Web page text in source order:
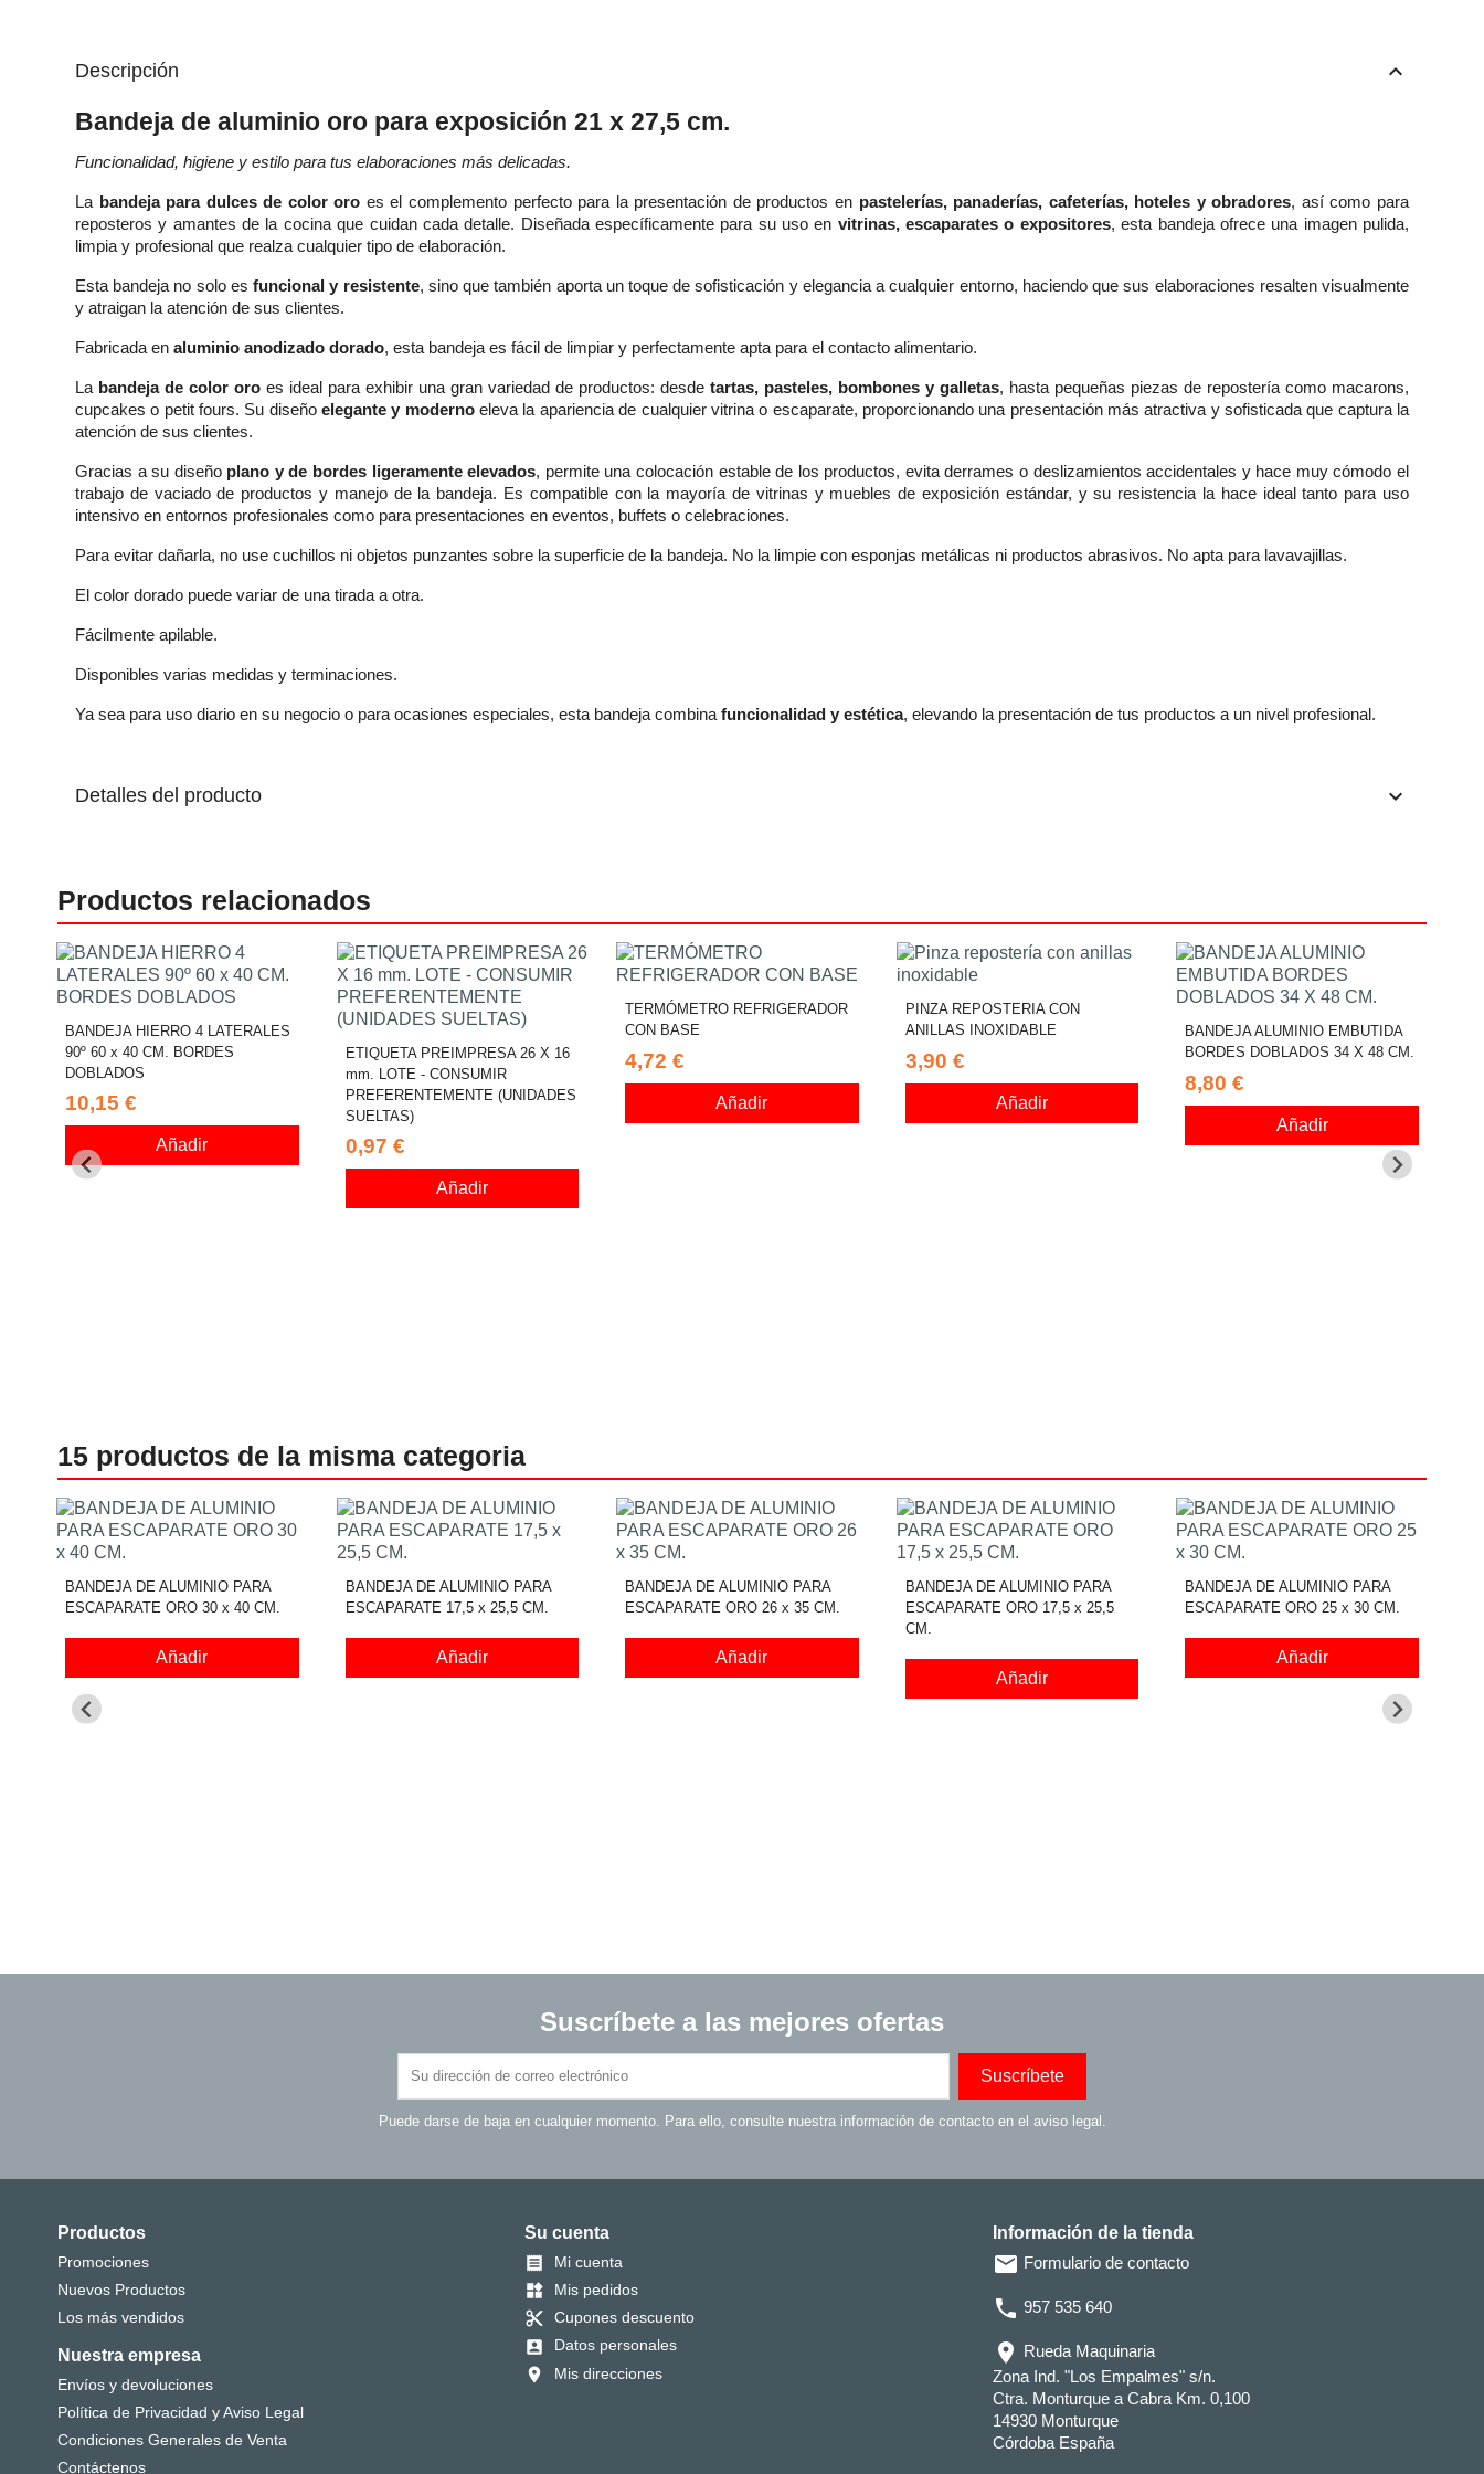
Descripción keyboard_arrow_up
Bandeja de aluminio oro para exposición 21 x 27,5 cm.
Funcionalidad, higiene y estilo para tus elaboraciones más delicadas.
La bandeja para dulces de color oro es el complemento perfecto para la presentación de productos en pastelerías, panaderías, cafeterías, hoteles y obradores, así como para
reposteros y amantes de la cocina que cuidan cada detalle. Diseñada específicamente para su uso en vitrinas, escaparates o expositores, esta bandeja ofrece una imagen pulida,
limpia y profesional que realza cualquier tipo de elaboración.
Esta bandeja no solo esfuncional y resistente, sino que también aporta un toque de sofisticación y elegancia a cualquier entorno, haciendo que sus elaboraciones resalten visualmente
y atraigan la atención de sus clientes.
Fabricada en aluminio anodizado dorado, esta bandeja es fácil de limpiar y perfectamente apta para el contacto alimentario.
La bandeja de color oro es ideal para exhibir una gran variedad de productos: desde tartas, pasteles, bombones y galletas, hasta pequeñas piezas de repostería como macarons,
cupcakes o petit fours. Su diseñoelegante y modernoeleva la apariencia de cualquier vitrina o escaparate, proporcionando una presentación más atractiva y sofisticada que captura la
atención de sus clientes.
Gracias a su diseño plano y de bordes ligeramente elevados, permite una colocación estable de los productos, evita derrames o deslizamientos accidentales y hace muy cómodo el
trabajo de vaciado de productos y manejo de la bandeja. Es compatible con la mayoría de vitrinas y muebles de exposición estándar, y su resistencia la hace ideal tanto para uso
intensivo en entornos profesionales como para presentaciones en eventos, buffets o celebraciones.
Para evitar dañarla, no use cuchillos ni objetos punzantes sobre la superficie de la bandeja. No la limpie con esponjas metálicas ni productos abrasivos. No apta para lavavajillas.
El color dorado puede variar de una tirada a otra.
Fácilmente apilable.
Disponibles varias medidas y terminaciones.
Ya sea para uso diario en su negocio o para ocasiones especiales, esta bandeja combina funcionalidad y estética, elevando la presentación de tus productos a un nivel profesional.
Detalles del producto keyboard_arrow_down
Productos relacionados
BANDEJA HIERRO 4 LATERALES
90º 60 x 40 CM. BORDES
DOBLADOS
10,15 €
Añadir
ETIQUETA PREIMPRESA 26 X 16
mm. LOTE - CONSUMIR
PREFERENTEMENTE (UNIDADES
SUELTAS)
0,97 €
Añadir
TERMÓMETRO REFRIGERADOR
CON BASE
4,72 €
Añadir
PINZA REPOSTERIA CON
ANILLAS INOXIDABLE
3,90 €
Añadir
BANDEJA ALUMINIO EMBUTIDA
BORDES DOBLADOS 34 X 48 CM.
8,80 €
Añadir
15 productos de la misma categoria
BANDEJA DE ALUMINIO PARA
ESCAPARATE ORO 30 x 40 CM.
Añadir
BANDEJA DE ALUMINIO PARA
ESCAPARATE 17,5 x 25,5 CM.
Añadir
BANDEJA DE ALUMINIO PARA
ESCAPARATE ORO 26 x 35 CM.
Añadir
BANDEJA DE ALUMINIO PARA
ESCAPARATE ORO 17,5 x 25,5
CM.
Añadir
BANDEJA DE ALUMINIO PARA
ESCAPARATE ORO 25 x 30 CM.
Añadir
Suscríbete a las mejores ofertas
Puede darse de baja en cualquier momento. Para ello, consulte nuestra información de contacto en el aviso legal.
Productos
Promociones
Nuevos Productos
Los más vendidos
Nuestra empresa
Envíos y devoluciones
Política de Privacidad y Aviso Legal
Condiciones Generales de Venta
Contáctenos
Su cuenta
 Mi cuenta
widgets Mis pedidos
content_cut Cupones descuento
account_box Datos personales
location_on Mis direcciones
Información de la tienda
email Formulario de contacto
phone 957 535 640
location_on Rueda Maquinaria
Zona Ind. "Los Empalmes" s/n.
Ctra. Monturque a Cabra Km. 0,100
14930 Monturque
Córdoba España